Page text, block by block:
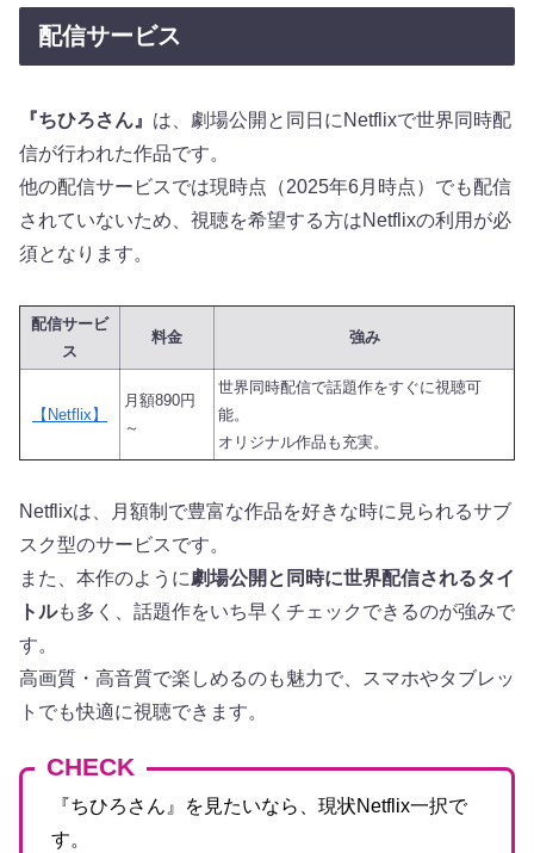
配信サービス
『ちひろさん』 は、劇場公開と同日にNetflixで世界同時配
信が行われた作品です。
他の配信サービスでは現時点（2025年6月時点）でも配信
されていないため、視聴を希望する方はNetflixの利用が必
須となります。
配信サービ
ス
料金 強み
【Netflix】
月額890円
～
世界同時配信で話題作をすぐに視聴可
能。
オリジナル作品も充実。
Netflixは、月額制で豊富な作品を好きな時に見られるサブ
スク型のサービスです。
また、本作のように劇場公開と同時に世界配信されるタイ
トルも多く、話題作をいち早くチェックできるのが強みで
す。
高画質・高音質で楽しめるのも魅力で、スマホやタブレッ
トでも快適に視聴できます。
CHECK
『ちひろさん』を見たいなら、現状Netflix一択で
す。